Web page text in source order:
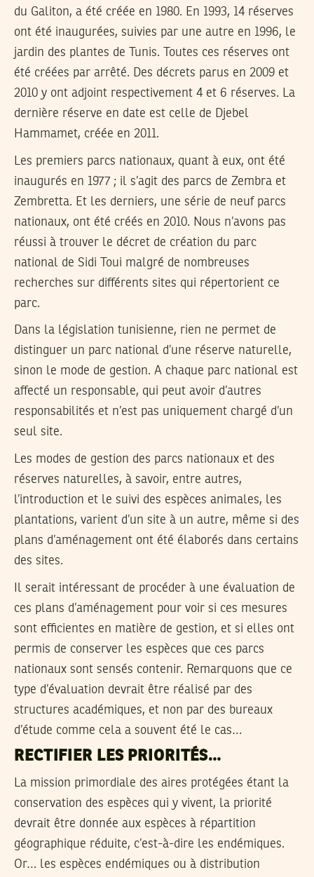
du Galiton, a été créée en 1980. En 1993, 14 réserves
ont été inaugurées, suivies par une autre en 1996, le
jardin des plantes de Tunis. Toutes ces réserves ont
été créées par arrêté. Des décrets parus en 2009 et
2010 y ont adjoint respectivement 4 et 6 réserves. La
dernière réserve en date est celle de Djebel
Hammamet, créée en 2011.
Les premiers parcs nationaux, quant à eux, ont été
inaugurés en 1977 ; il s’agit des parcs de Zembra et
Zembretta. Et les derniers, une série de neuf parcs
nationaux, ont été créés en 2010. Nous n’avons pas
réussi à trouver le décret de création du parc
national de Sidi Toui malgré de nombreuses
recherches sur différents sites qui répertorient ce
parc.
Dans la législation tunisienne, rien ne permet de
distinguer un parc national d’une réserve naturelle,
sinon le mode de gestion. A chaque parc national est
affecté un responsable, qui peut avoir d’autres
responsabilités et n’est pas uniquement chargé d’un
seul site.
Les modes de gestion des parcs nationaux et des
réserves naturelles, à savoir, entre autres,
l’introduction et le suivi des espèces animales, les
plantations, varient d’un site à un autre, même si des
plans d’aménagement ont été élaborés dans certains
des sites.
Il serait intéressant de procéder à une évaluation de
ces plans d’aménagement pour voir si ces mesures
sont efficientes en matière de gestion, et si elles ont
permis de conserver les espèces que ces parcs
nationaux sont sensés contenir. Remarquons que ce
type d’évaluation devrait être réalisé par des
structures académiques, et non par des bureaux
d’étude comme cela a souvent été le cas…
RECTIFIER LES PRIORITÉS…
La mission primordiale des aires protégées étant la
conservation des espèces qui y vivent, la priorité
devrait être donnée aux espèces à répartition
géographique réduite, c’est-à-dire les endémiques.
Or… les espèces endémiques ou à distribution